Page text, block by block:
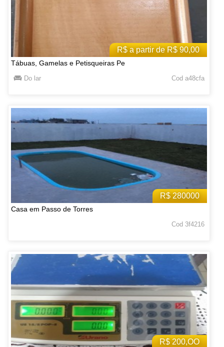
R$ a partir de R$ 90,00
Tábuas, Gamelas e Petisqueiras Pe
Do lar Cod a48cfa
R$ 280000
Casa em Passo de Torres
Cod 3f4216
R$ 200,OO